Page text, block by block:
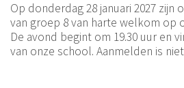
Op donderdag 28 januari 2027 zijn
van groep 8 van harte welkom op
De avond begint om 19.30 uur en
van onze school. Aanmelden is